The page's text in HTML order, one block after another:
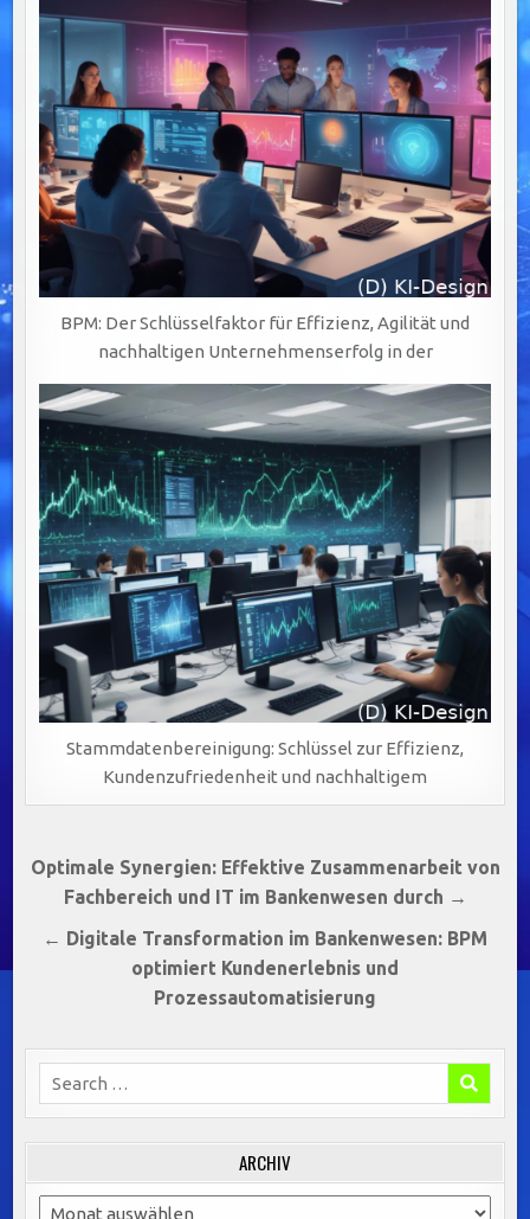
BPM: Der Schlüsselfaktor für Effizienz, Agilität und
nachhaltigen Unternehmenserfolg in der
Stammdatenbereinigung: Schlüssel zur Effizienz,
Kundenzufriedenheit und nachhaltigem
Beitragsnavigation
Optimale Synergien: Effektive Zusammenarbeit von
Fachbereich und IT im Bankenwesen durch →
← Digitale Transformation im Bankenwesen: BPM
optimiert Kundenerlebnis und
Prozessautomatisierung
Search
for:
ARCHIV
Archiv